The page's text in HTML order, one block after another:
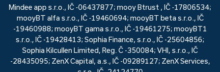
Mindee app s.r.o., IČ -06437877; mooy Btrust , IČ -17806534;
mooyBT alfa s.r.o., IČ -19460694; mooyBT beta s.r.o., IČ
-19460988; mooyBT gama s.r.o., IČ -19461275; mooyBT1
s.r.o., IČ -19428413; Sophia Finance, s.r.o., IČ -25604856;
Sophia Kilcullen Limited, Reg. Č -350084; VHI, s.r.o., IČ
-28435095; ZenX Capital, a.s., IČ -09289127; ZenX Services,